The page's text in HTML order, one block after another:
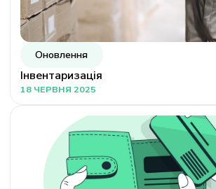
Оновлення
Інвентаризація
18 ЧЕРВНЯ 2025